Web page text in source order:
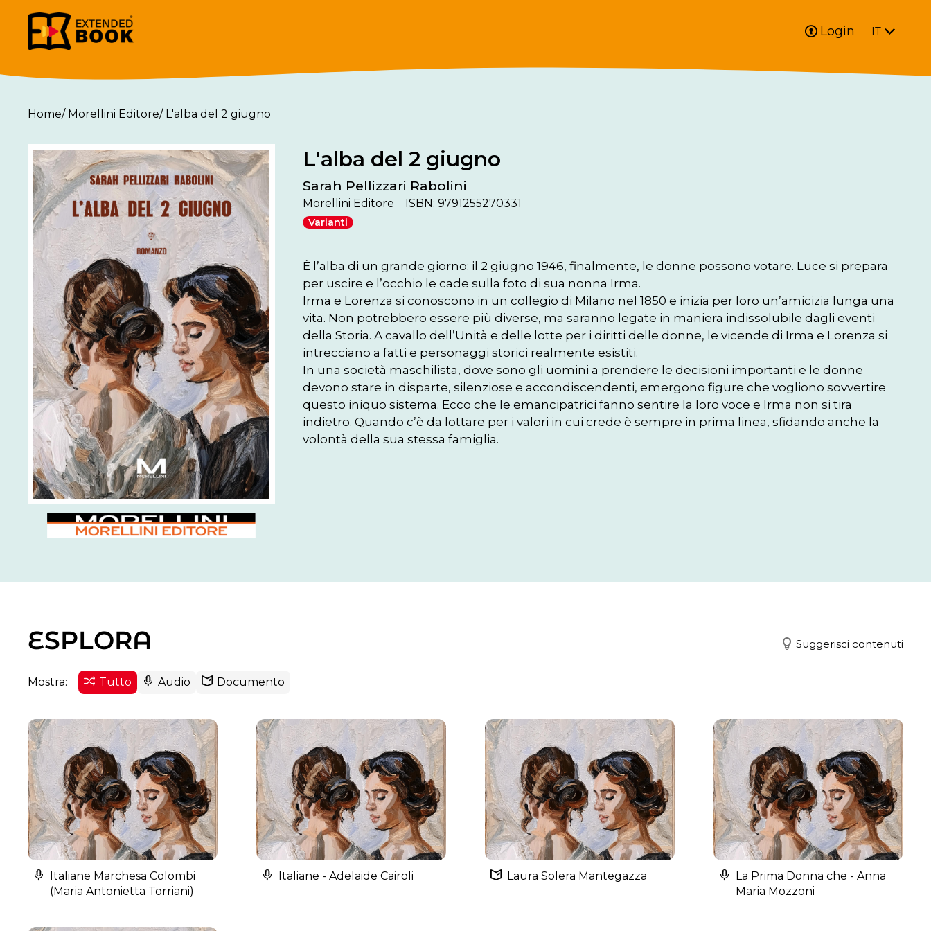
Login IT
Home/ Morellini Editore/ L'alba del 2 giugno
L'alba del 2 giugno
Sarah Pellizzari Rabolini
Morellini Editore ISBN: 9791255270331
Varianti
È l’alba di un grande giorno: il 2 giugno 1946, finalmente, le donne possono votare. Luce si prepara
per uscire e l’occhio le cade sulla foto di sua nonna Irma.
Irma e Lorenza si conoscono in un collegio di Milano nel 1850 e inizia per loro un’amicizia lunga una
vita. Non potrebbero essere più diverse, ma saranno legate in maniera indissolubile dagli eventi
della Storia. A cavallo dell’Unità e delle lotte per i diritti delle donne, le vicende di Irma e Lorenza si
intrecciano a fatti e personaggi storici realmente esistiti.
In una società maschilista, dove sono gli uomini a prendere le decisioni importanti e le donne
devono stare in disparte, silenziose e accondiscendenti, emergono figure che vogliono sovvertire
questo iniquo sistema. Ecco che le emancipatrici fanno sentire la loro voce e Irma non si tira
indietro. Quando c’è da lottare per i valori in cui crede è sempre in prima linea, sfidando anche la
volontà della sua stessa famiglia.
ESPLORA Suggerisci contenuti
Mostra: Tutto Audio Documento
Italiane Marchesa Colombi
(Maria Antonietta Torriani)
Italiane - Adelaide Cairoli Laura Solera Mantegazza
La Prima Donna che - Anna
Maria Mozzoni